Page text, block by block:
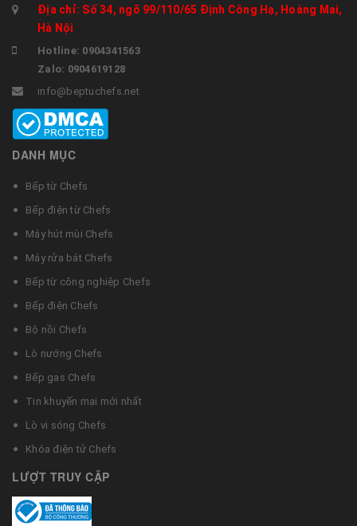
Địa chỉ: Số 34, ngõ 99/110/65 Định Công Hạ, Hoàng Mai,
Hà Nội
Hotline: 0904341563
Zalo: 0904619128
info@beptuchefs.net
DANH MỤC
Bếp từ Chefs
Bếp điện từ Chefs
Máy hút mùi Chefs
Máy rửa bát Chefs
Bếp từ công nghiệp Chefs
Bếp điện Chefs
Bộ nồi Chefs
Lò nướng Chefs
Bếp gas Chefs
Tin khuyến mại mới nhất
Lò vi sóng Chefs
Khóa điện tử Chefs
LƯỢT TRUY CẬP